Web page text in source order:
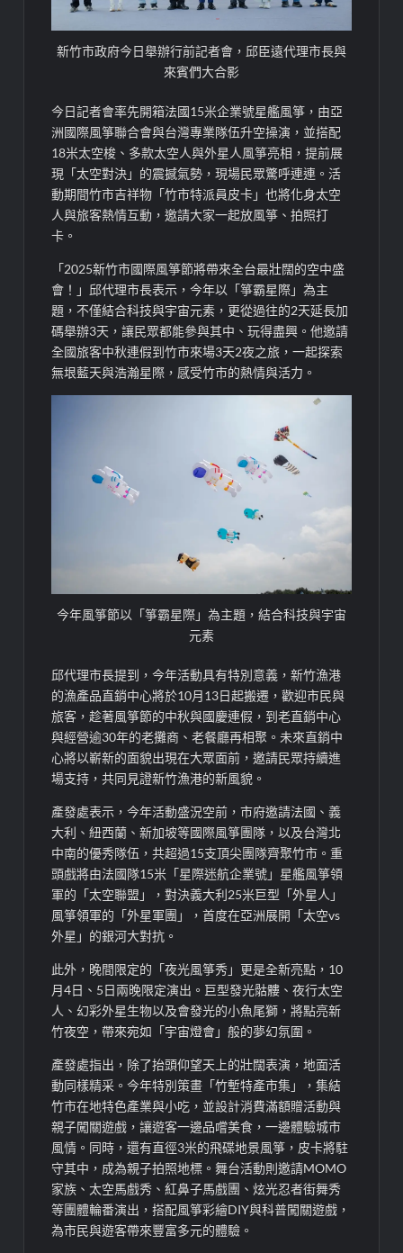
新竹市政府今日舉辦行前記者會，邱臣遠代理市長與
來賓們大合影
今日記者會率先開箱法國15米企業號星艦風箏，由亞
洲國際風箏聯合會與台灣專業隊伍升空操演，並搭配
18米太空梭、多款太空人與外星人風箏亮相，提前展
現「太空對決」的震撼氣勢，現場民眾驚呼連連。活
動期間竹市吉祥物「竹市特派員皮卡」也將化身太空
人與旅客熱情互動，邀請大家一起放風箏、拍照打
卡。
「2025新竹市國際風箏節將帶來全台最壯闊的空中盛
會！」邱代理市長表示，今年以「箏霸星際」為主
題，不僅結合科技與宇宙元素，更從過往的2天延長加
碼舉辦3天，讓民眾都能參與其中、玩得盡興。他邀請
全國旅客中秋連假到竹市來場3天2夜之旅，一起探索
無垠藍天與浩瀚星際，感受竹市的熱情與活力。
今年風箏節以「箏霸星際」為主題，結合科技與宇宙
元素
邱代理市長提到，今年活動具有特別意義，新竹漁港
的漁產品直銷中心將於10月13日起搬遷，歡迎市民與
旅客，趁著風箏節的中秋與國慶連假，到老直銷中心
與經營逾30年的老攤商、老餐廳再相聚。未來直銷中
心將以嶄新的面貌出現在大眾面前，邀請民眾持續進
場支持，共同見證新竹漁港的新風貌。
產發處表示，今年活動盛況空前，市府邀請法國、義
大利、紐西蘭、新加坡等國際風箏團隊，以及台灣北
中南的優秀隊伍，共超過15支頂尖團隊齊聚竹市。重
頭戲將由法國隊15米「星際迷航企業號」星艦風箏領
軍的「太空聯盟」，對決義大利25米巨型「外星人」
風箏領軍的「外星軍團」，首度在亞洲展開「太空vs
外星」的銀河大對抗。
此外，晚間限定的「夜光風箏秀」更是全新亮點，10
月4日、5日兩晚限定演出。巨型發光骷髏、夜行太空
人、幻彩外星生物以及會發光的小魚尾獅，將點亮新
竹夜空，帶來宛如「宇宙燈會」般的夢幻氛圍。
產發處指出，除了抬頭仰望天上的壯闊表演，地面活
動同樣精采。今年特別策畫「竹塹特產市集」，集結
竹市在地特色產業與小吃，並設計消費滿額贈活動與
親子闖關遊戲，讓遊客一邊品嚐美食，一邊體驗城市
風情。同時，還有直徑3米的飛碟地景風箏，皮卡將駐
守其中，成為親子拍照地標。舞台活動則邀請MOMO
家族、太空馬戲秀、紅鼻子馬戲團、炫光忍者街舞秀
等團體輪番演出，搭配風箏彩繪DIY與科普闖關遊戲，
為市民與遊客帶來豐富多元的體驗。